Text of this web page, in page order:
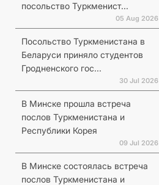
посольство Туркменист...
05 Aug 2026
Посольство Туркменистана в
Беларуси приняло студентов
Гродненского гос...
30 Jul 2026
В Минске прошла встреча
послов Туркменистана и
Республики Корея
09 Jul 2026
В Минске состоялась встреча
послов Туркменистана и